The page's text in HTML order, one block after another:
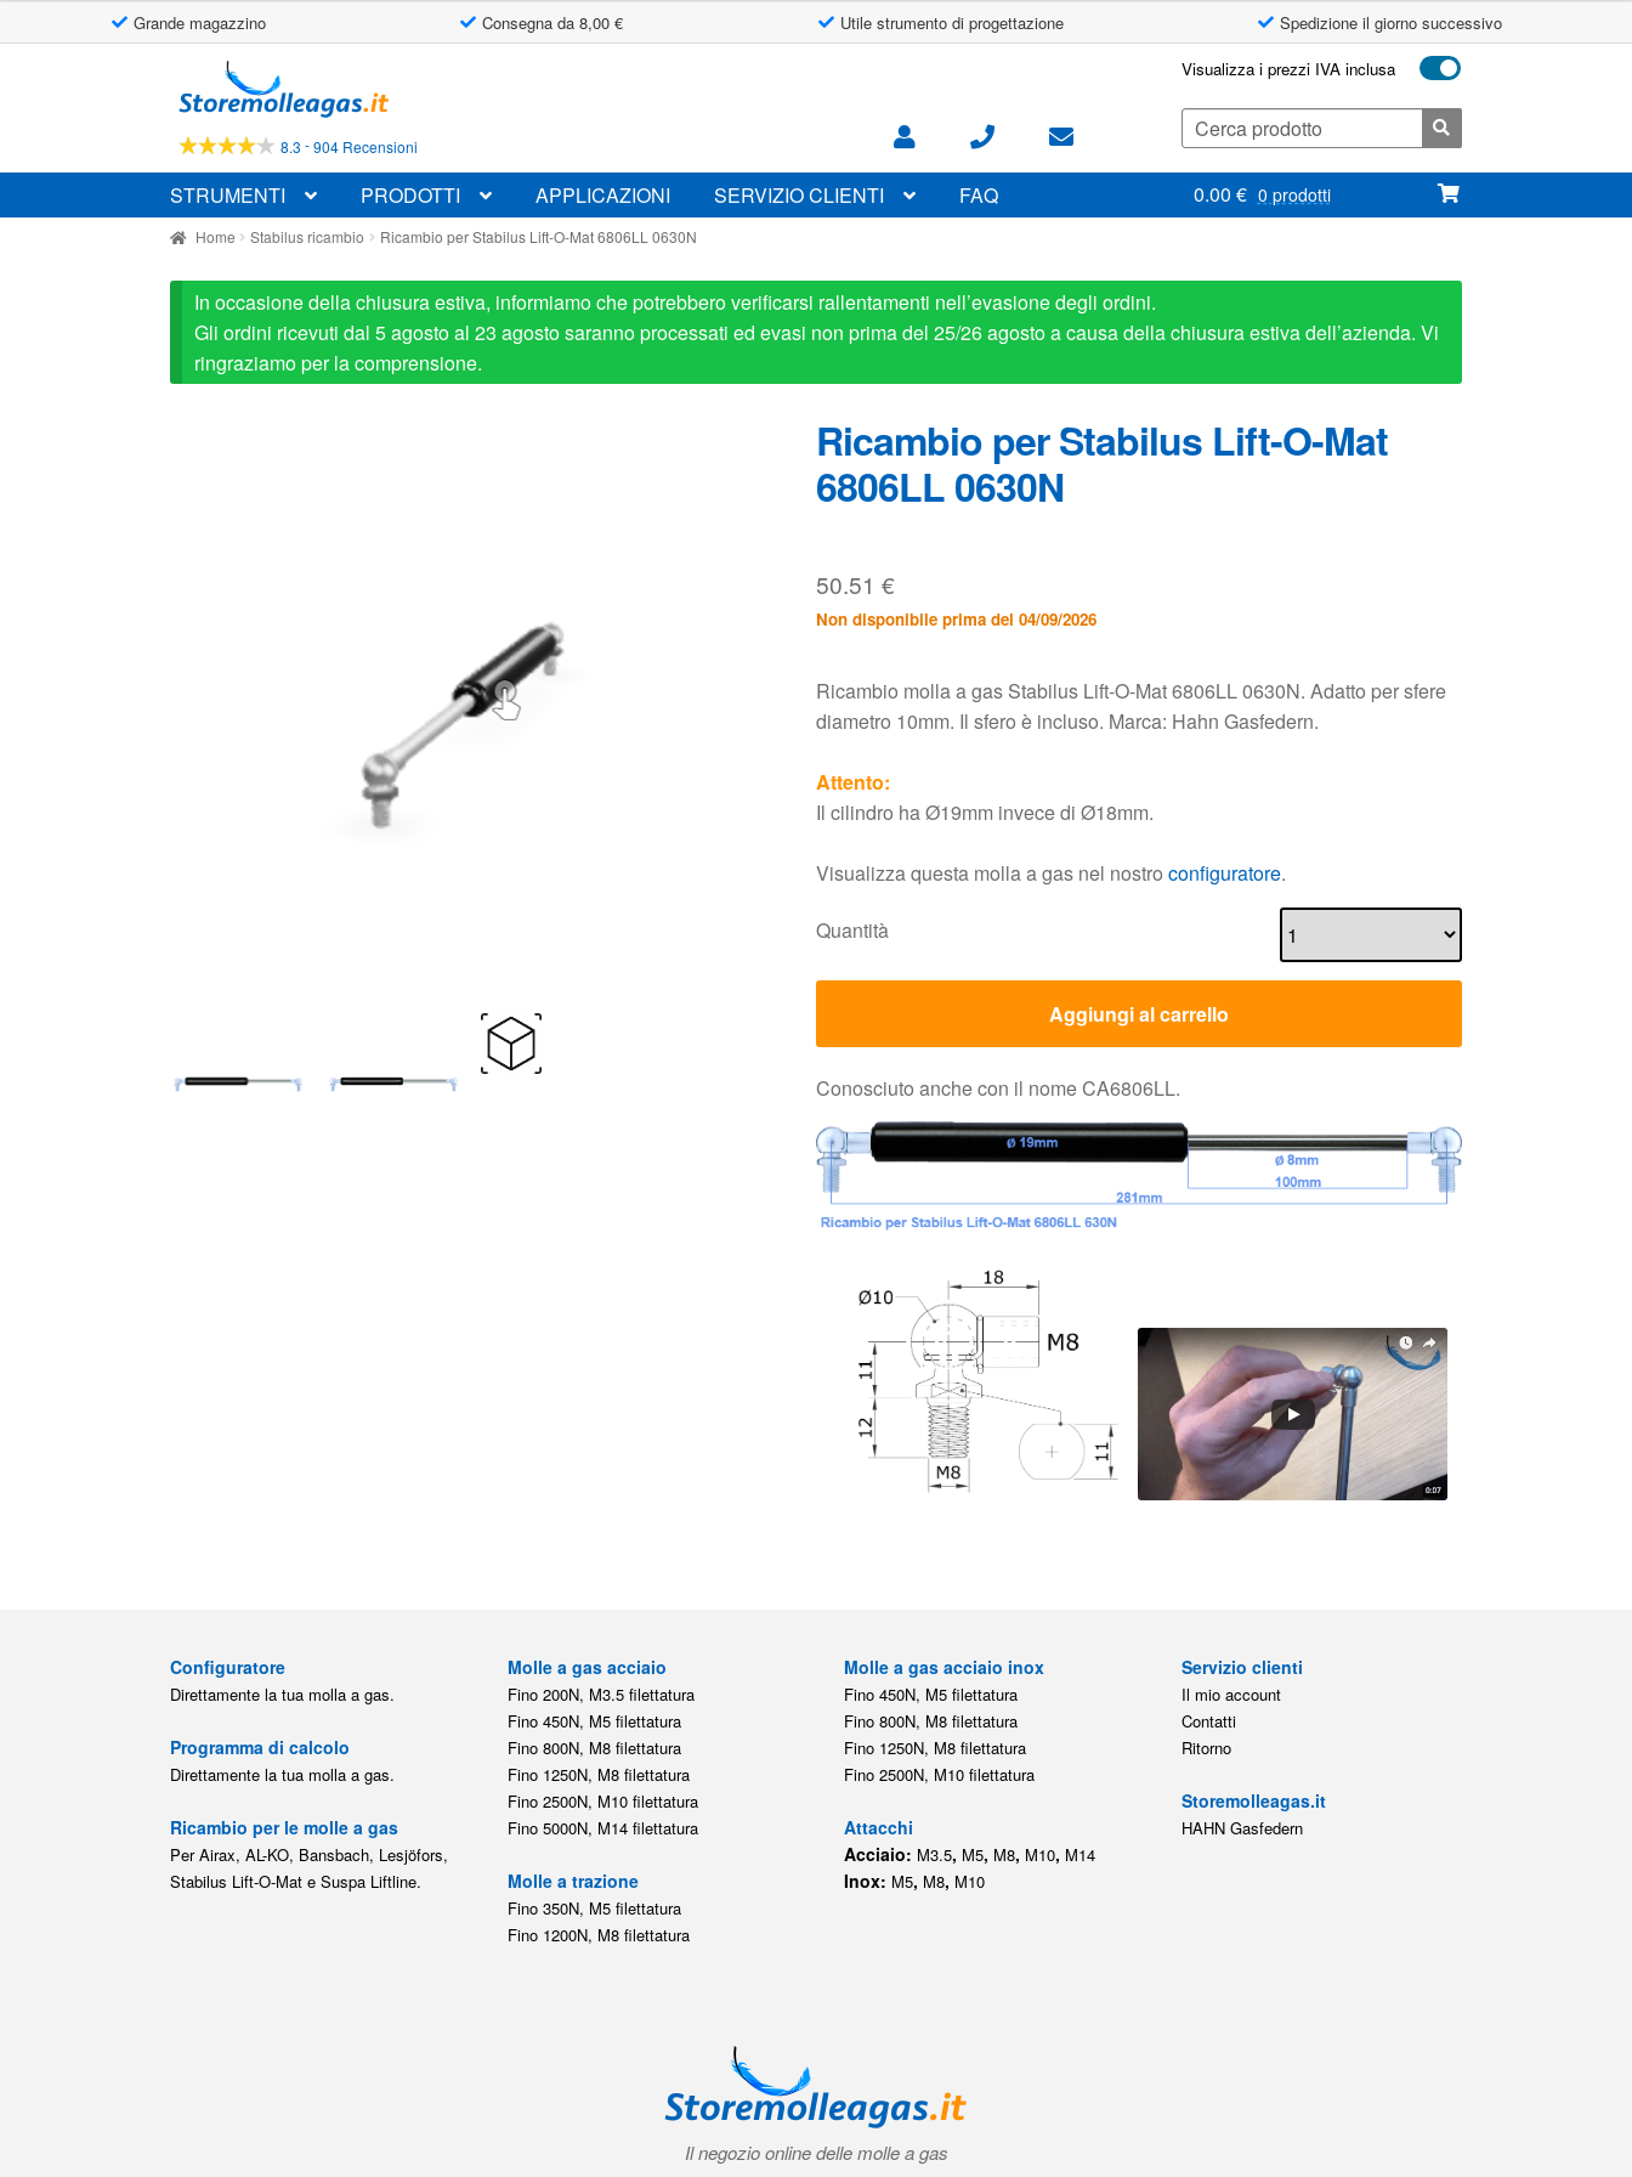
Grande magazzino Consegna da 8,00 € Utile strumento di progettazione Spedizione il giorno successivo
alla
navigazione
al
contenuto
8.3 -904 Recensioni
Visualizza i prezzi IVA inclusa
Cerca:
STRUMENTI PRODOTTI APPLICAZIONI SERVIZIO CLIENTI FAQ 0.00 € 0 prodotti
Home Stabilus ricambio Ricambio per Stabilus Lift-O-Mat 6806LL 0630N
In occasione della chiusura estiva, informiamo che potrebbero verificarsi rallentamenti nell’evasione degli ordini.
Gli ordini ricevuti dal 5 agosto al 23 agosto saranno processati ed evasi non prima del 25/26 agosto a causa della chiusura estiva dell’azienda. Vi
ringraziamo per la comprensione.
Ricambio per Stabilus Lift-O-Mat
6806LL 0630N
50.51 €
Non disponibile prima del 04/09/2026
Ricambio molla a gas Stabilus Lift-O-Mat 6806LL 0630N. Adatto per sfere
diametro 10mm. Il sfero è incluso. Marca: Hahn Gasfedern.
Attento:
Il cilindro ha Ø19mm invece di Ø18mm.
Visualizza questa molla a gas nel nostro configuratore.
Quantità
Aggiungi al carrello
Conosciuto anche con il nome CA6806LL.
Configuratore
Direttamente la tua molla a gas.
Programma di calcolo
Direttamente la tua molla a gas.
Ricambio per le molle a gas
Per Airax, AL-KO, Bansbach, Lesjöfors,
Stabilus Lift-O-Mat e Suspa Liftline.
Molle a gas acciaio
Fino 200N, M3.5 filettatura
Fino 450N, M5 filettatura
Fino 800N, M8 filettatura
Fino 1250N, M8 filettatura
Fino 2500N, M10 filettatura
Fino 5000N, M14 filettatura
Molle a trazione
Fino 350N, M5 filettatura
Fino 1200N, M8 filettatura
Molle a gas acciaio inox
Fino 450N, M5 filettatura
Fino 800N, M8 filettatura
Fino 1250N, M8 filettatura
Fino 2500N, M10 filettatura
Attacchi
Acciaio: M3.5, M5, M8, M10, M14
Inox: M5, M8, M10
Servizio clienti
Il mio account
Contatti
Ritorno
Storemolleagas.it
HAHN Gasfedern
Il negozio online delle molle a gas